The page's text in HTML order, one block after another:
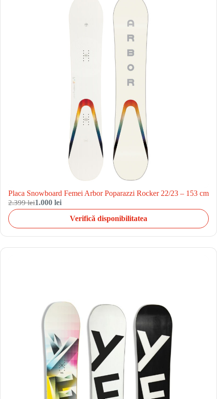
Placa Snowboard Femei Arbor Poparazzi Rocker 22/23 – 153 cm
2.399 lei1.000 lei
Verifică disponibilitatea